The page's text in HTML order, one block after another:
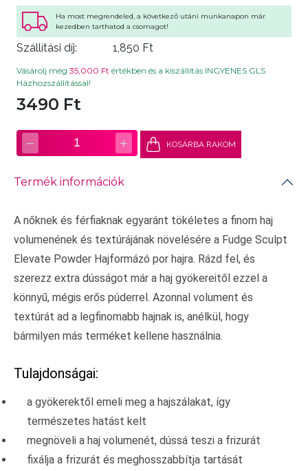
Ha most megrendeled, a következő utáni munkanapon már
kezedben tarthatod a csomagot!
Szállítási díj: 1,850 Ft
Vásárolj még 35,000 Ft értékben és a kiszállítás INGYENES GLS
Házhozszállítással!
3490 Ft
− 1 + KOSÁRBA RAKOM
Termék információk
A nőknek és férfiaknak egyaránt tökéletes a finom haj
volumenének és textúrájának növelésére a Fudge Sculpt
Elevate Powder Hajformázó por hajra. Rázd fel, és
szerezz extra dússágot már a haj gyökereitől ezzel a
könnyű, mégis erős púderrel. Azonnal volument és
textúrát ad a legfinomabb hajnak is, anélkül, hogy
bármilyen más terméket kellene használnia.
Tulajdonságai:
a gyökerektől emeli meg a hajszálakat, így
természetes hatást kelt
megnöveli a haj volumenét, dússá teszi a frizurát
fixálja a frizurát és meghosszabbítja tartását